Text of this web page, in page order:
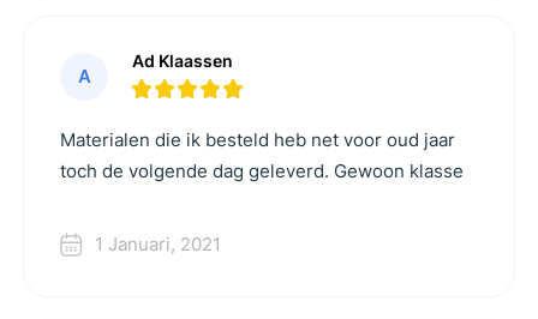
A
Ad Klaassen
Materialen die ik besteld heb net voor oud jaar
toch de volgende dag geleverd. Gewoon klasse
1 Januari, 2021